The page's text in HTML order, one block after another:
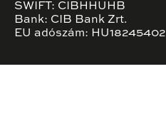
SWIFT: CIBHHUHB
Bank: CIB Bank Zrt.
EU adószám: HU18245402